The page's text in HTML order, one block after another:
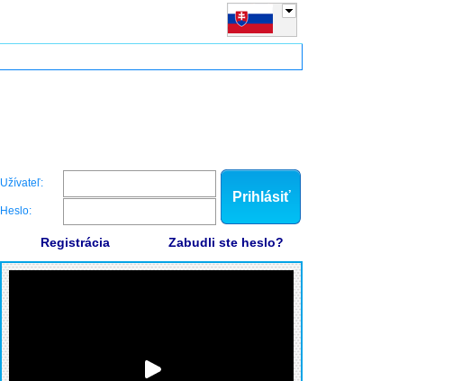
Užívateľ:
Heslo:
Prihlásiť
Registrácia Zabudli ste heslo?